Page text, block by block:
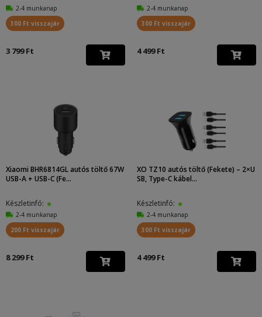
2-4 munkanap
300 Ft visszajár
3 799 Ft
2-4 munkanap
300 Ft visszajár
4 499 Ft
Xiaomi BHR6814GL autós töltő 67W
USB-A + USB-C (Fe...
Készletinfó:
2-4 munkanap
200 Ft visszajár
8 299 Ft
XO TZ10 autós töltő (Fekete) – 2×U
SB, Type-C kábel...
Készletinfó:
2-4 munkanap
300 Ft visszajár
4 499 Ft